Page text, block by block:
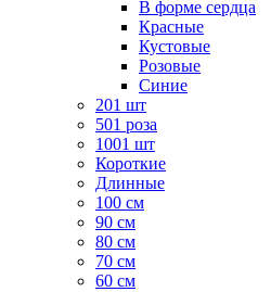
В форме сердца
Красные
Кустовые
Розовые
Синие
201 шт
501 роза
1001 шт
Короткие
Длинные
100 см
90 см
80 см
70 см
60 см